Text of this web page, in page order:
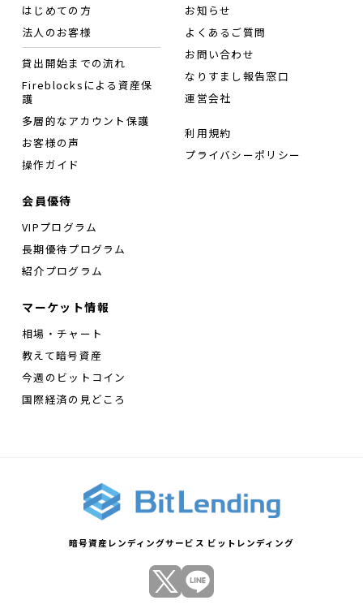
はじめての方
法人のお客様
貸出開始までの流れ
Fireblocksによる資産保
護
多層的なアカウント保護
お客様の声
操作ガイド
会員優待
VIPプログラム
長期優待プログラム
紹介プログラム
マーケット情報
相場・チャート
教えて暗号資産
今週のビットコイン
国際経済の見どころ
お知らせ
よくあるご質問
お問い合わせ
なりすまし報告窓口
運営会社
利用規約
プライバシーポリシー
暗号資産レンディングサービス ビットレンディング